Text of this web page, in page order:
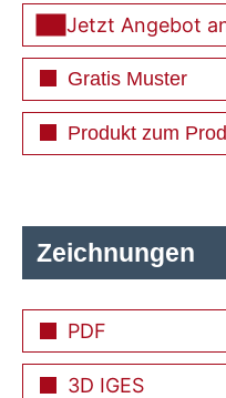
Zeichnungen
PDF
3D IGES
Jetzt Angebot
Gratis Muster
Produkt zum